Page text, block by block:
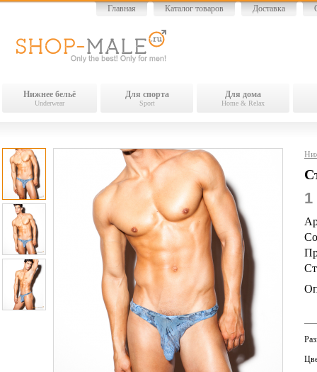
Главная Каталог товаров Доставка
Нижнее бельё
Underwear
Для спорта
Sport
Для дома
Home & Relax